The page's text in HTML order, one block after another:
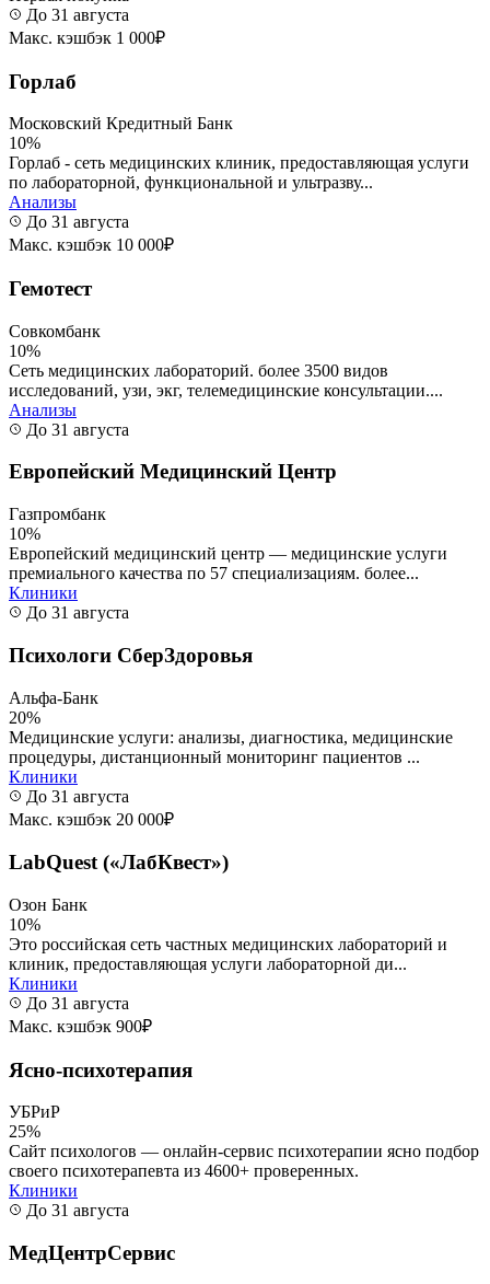
До 31 августа
Макс. кэшбэк 1 000₽
Горлаб
Московский Кредитный Банк
10%
Горлаб - сеть медицинских клиник, предоставляющая услуги
по лабораторной, функциональной и ультразву...
Анализы
До 31 августа
Макс. кэшбэк 10 000₽
Гемотест
Совкомбанк
10%
Сеть медицинских лабораторий. более 3500 видов
исследований, узи, экг, телемедицинские консультации....
Анализы
До 31 августа
Европейский Медицинский Центр
Газпромбанк
10%
Европейский медицинский центр — медицинские услуги
премиального качества по 57 специализациям. более...
Клиники
До 31 августа
Психологи СберЗдоровья
Альфа-Банк
20%
Медицинские услуги: анализы, диагностика, медицинские
процедуры, дистанционный мониторинг пациентов ...
Клиники
До 31 августа
Макс. кэшбэк 20 000₽
LabQuest («ЛабКвест»)
Озон Банк
10%
Это российская сеть частных медицинских лабораторий и
клиник, предоставляющая услуги лабораторной ди...
Клиники
До 31 августа
Макс. кэшбэк 900₽
Ясно-психотерапия
УБРиР
25%
Сайт психологов — онлайн-сервис психотерапии ясно подбор
своего психотерапевта из 4600+ проверенных.
Клиники
До 31 августа
МедЦентрСервис